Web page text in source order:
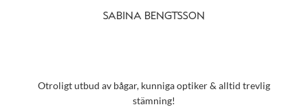
SABINA BENGTSSON
Otroligt utbud av bågar, kunniga optiker & alltid trevlig
stämning!